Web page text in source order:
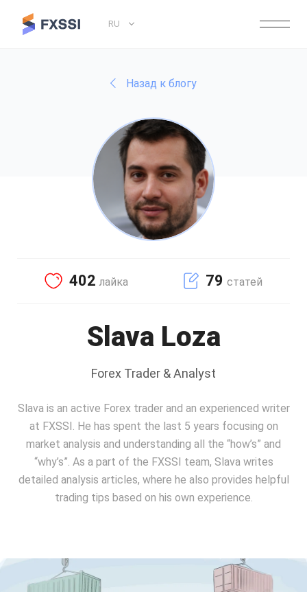
RU
Назад к блогу
402лайка 79 статей
Slava Loza
Forex Trader & Analyst
Slava is an active Forex trader and an experienced writer
at FXSSI. He has spent the last 5 years focusing on
market analysis and understanding all the “how’s” and
“why’s”. As a part of the FXSSI team, Slavа writes
detailed analysis articles, where he also provides helpful
trading tips based on his own experience.